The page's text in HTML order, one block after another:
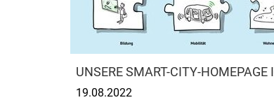
UNSERE SMART-CITY-
19.08.2022